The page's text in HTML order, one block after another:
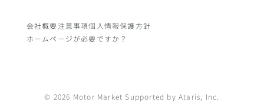
会社概要注意事項個人情報保護方針
ホームページが必要ですか？
© 2026 Motor Market Supported by Ataris, Inc.